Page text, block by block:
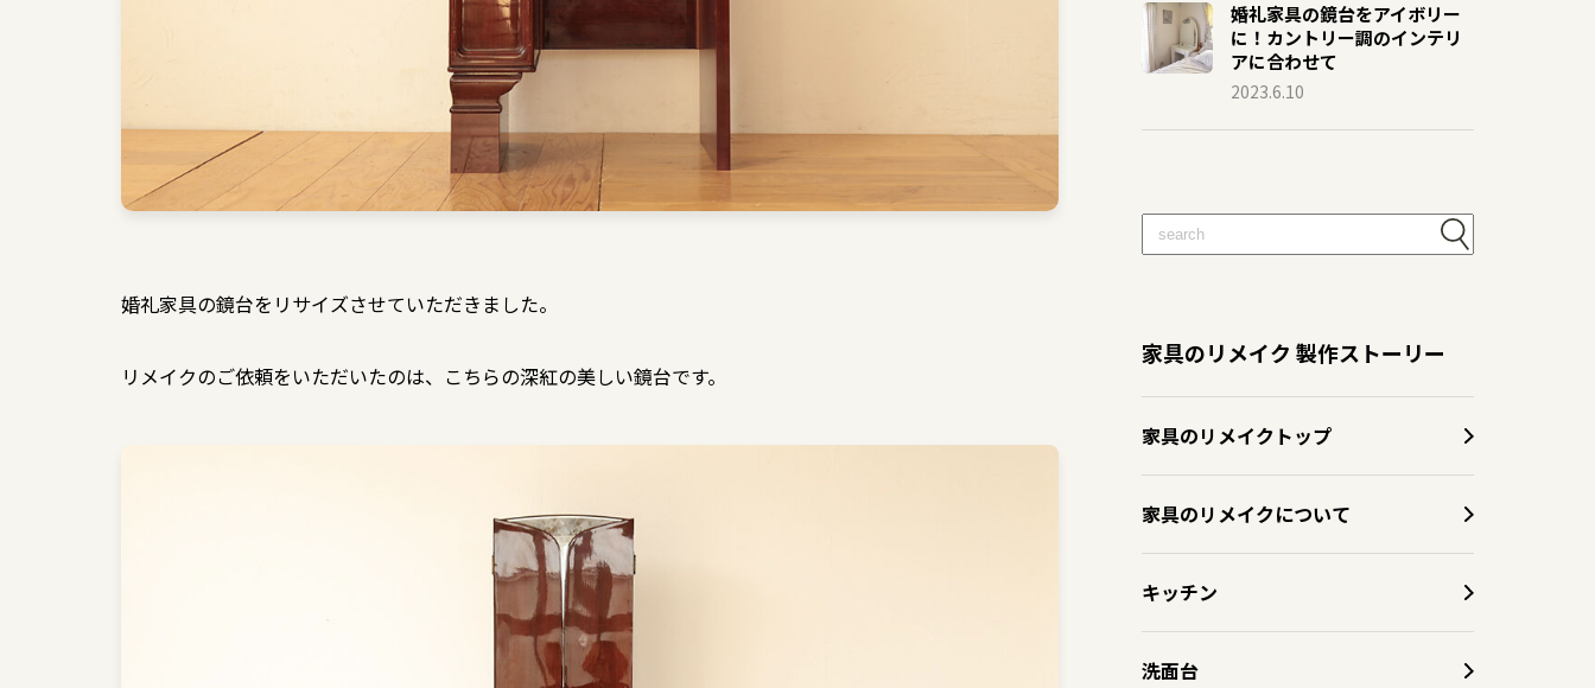
婚礼家具の鏡台をリサイズさせていただきました。
リメイクのご依頼をいただいたのは、こちらの深紅の美しい鏡台です。
婚礼家具の鏡台をアイボリー
に！カントリー調のインテリ
アに合わせて
2023.6.10
家具のリメイク 製作ストーリー
家具のリメイクトップ
家具のリメイクについて
キッチン
洗面台